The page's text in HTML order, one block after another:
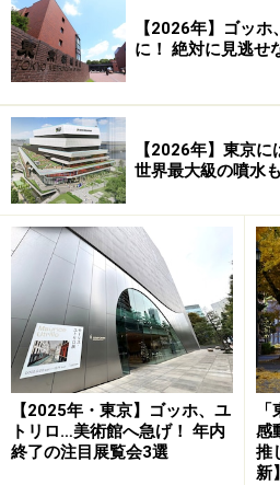
こちらがひとりでも撮影できるカ
建設地周辺はすでにスカイツリ
タワーを写真に収める人などで
ねる商店には押上・業平橋エリ
ー・『おしなりくん』のグッズ
に交差点によくあるカーブミラ
ラホラ……なぜ？
実はこれ、ミラーに自分を映
り、ひとりでも記念写真を撮る
れもの！ さすが人情溢れる下
【2026年】ゴッ
に！ 絶対に見逃せ
【2026年】東京に
世界最大級の噴水
【2025年・東京】ゴッホ、ユ
トリロ…美術館へ急げ！ 年内
終了の注目展覧会3選
感
推
新】